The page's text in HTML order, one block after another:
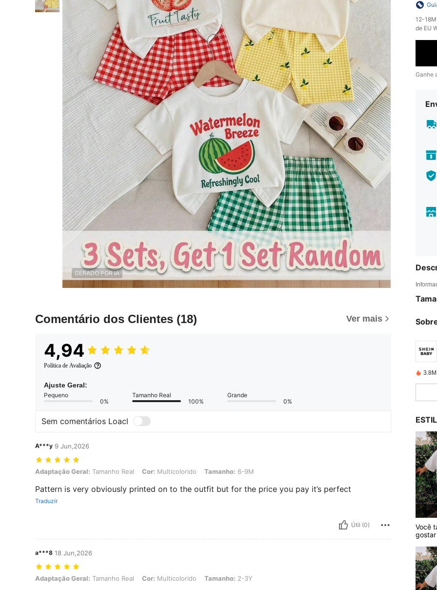
GERADO POR IA
Comentário dos Clientes (18) Ver mais
4,94
Política de Avaliação
Ajuste Geral:
Pequeno
0%
Tamanho Real
100%
Grande
0%
Sem comentários Loacl
A***y 9 Jun,2026
Adaptação Geral: Tamanho Real, Cor: Multicolorido, Tamanho: 6-9M
Adaptação Geral: Tamanho Real Cor: Multicolorido Tamanho: 6-9M
Pattern is very obviously printed on to the outfit but for the price you pay it’s perfect
Traduzir
Útil (0)
a***8 18 Jun,2026
Adaptação Geral: Tamanho Real, Cor: Multicolorido, Tamanho: 2-3Y
Adaptação Geral: Tamanho Real Cor: Multicolorido Tamanho: 2-3Y
​12-
de EU
Ganhe
Você
gostar